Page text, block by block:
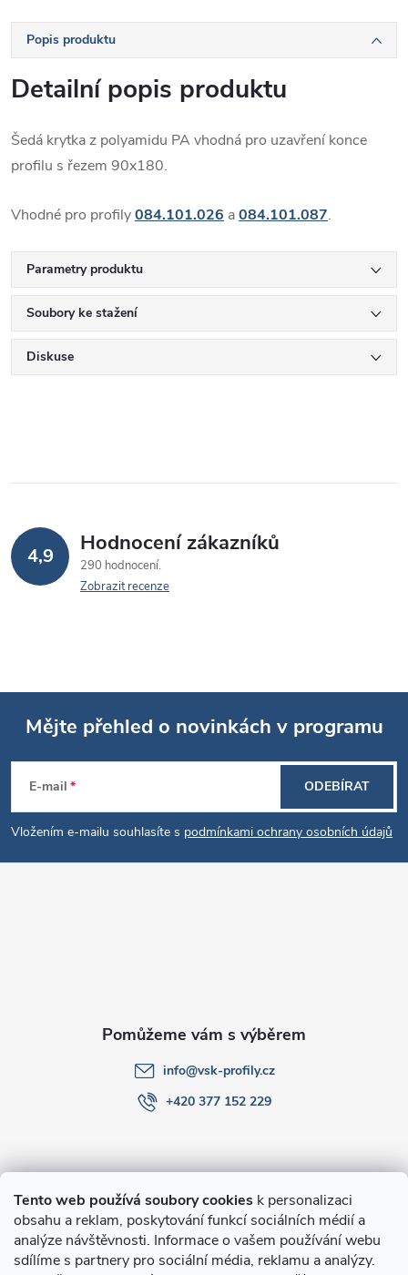
Tento web používá soubory cookies k personalizaci
obsahu a reklam, poskytování funkcí sociálních médií a
analýze návštěvnosti. Informace o vašem používání webu
sdílíme s partnery pro sociální média, reklamu a analýzy.
Popis produktu
Detailní popis produktu
Šedá krytka z polyamidu PA vhodná pro uzavření konce
profilu s řezem 90x180.
Vhodné pro profily084.101.026 a084.101.087.
Parametry produktu
Soubory ke stažení
Diskuse
4,9 Hodnocení zákazníků
290 hodnocení
Zobrazit recenze
Z
á
p
Mějte přehled o novinkách v programu
E-mail
Vložením e-mailu souhlasíte s podmínkami ochrany osobních údajů
ODEBÍRAT
O nákupu
info@vsk-profily.cz
+420 377 152 229